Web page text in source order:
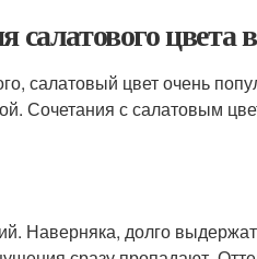
цвета
салатовый цвет очень
Сочетания с салатовым
Наверняка, долго